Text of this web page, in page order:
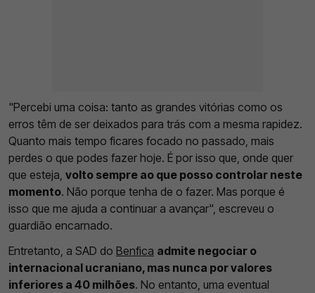
"Percebi uma coisa: tanto as grandes vitórias como os
erros têm de ser deixados para trás com a mesma rapidez.
Quanto mais tempo ficares focado no passado, mais
perdes o que podes fazer hoje. É por isso que, onde quer
que esteja, volto sempre ao que posso controlar neste
momento. Não porque tenha de o fazer. Mas porque é
isso que me ajuda a continuar a avançar", escreveu o
guardião encarnado.
Entretanto, a SAD do Benfica admite negociar o
internacional ucraniano, mas nunca por valores
inferiores a 40 milhões. No entanto, uma eventual